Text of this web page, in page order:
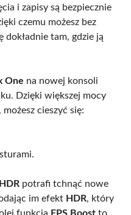
i zapisy są bezpiecznie
czemu możesz bez
tam, gdzie ją
One na nowej konsoli
Dzięki większej mocy
, możesz cieszyć się:
potrafi tchnąć nowe
im efekt HDR, który